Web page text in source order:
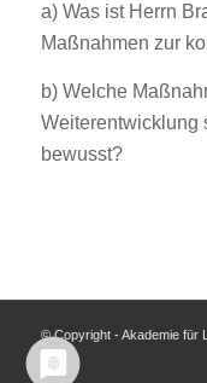
a) Was ist Herrn
Maßnahmen zur
b) Welche
Weiterentwicklung
bewusst?
© Copyright - Akademie für